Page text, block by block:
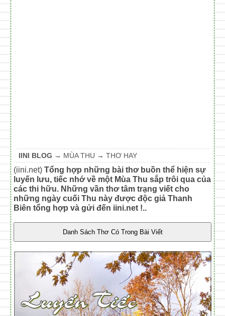
IINI BLOG → MÙA THU →THƠ HAY
(iini.net)Tổng hợp những bài thơ buồn thể hiện sự
luyến lưu, tiếc nhớ về một Mùa Thu sắp trôi qua của
các thi hữu. Những vần thơ tâm trạng viết cho
những ngày cuối Thu này được độc giả Thanh
Biên tổng hợp và gửi đến iini.net !..